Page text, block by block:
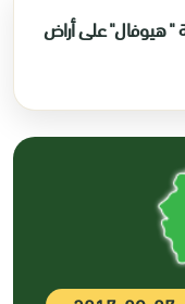
" هيوفال" على أراض